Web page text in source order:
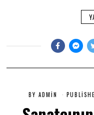
BYADMIN